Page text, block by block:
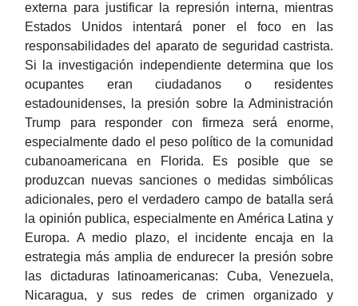
externa para justificar la represión interna, mientras
Estados Unidos intentará poner el foco en las
responsabilidades del aparato de seguridad castrista.
Si la investigación independiente determina que los
ocupantes eran ciudadanos o residentes
estadounidenses, la presión sobre la Administración
Trump para responder con firmeza será enorme,
especialmente dado el peso político de la comunidad
cubanoamericana en Florida. Es posible que se
produzcan nuevas sanciones o medidas simbólicas
adicionales, pero el verdadero campo de batalla será
la opinión publica, especialmente en América Latina y
Europa. A medio plazo, el incidente encaja en la
estrategia más amplia de endurecer la presión sobre
las dictaduras latinoamericanas: Cuba, Venezuela,
Nicaragua, y sus redes de crimen organizado y